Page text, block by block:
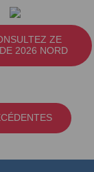
ZE
2026 NORD